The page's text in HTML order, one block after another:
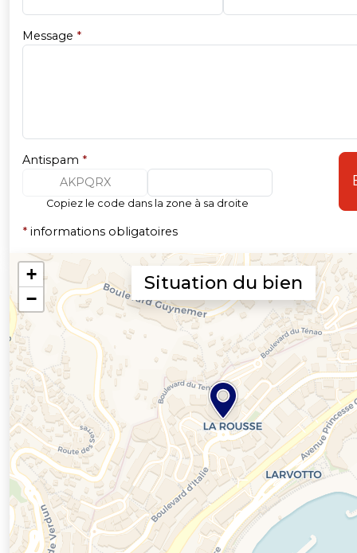
Message *
Antispam *
AKPQRX
Copiez le code dans la zone à sa droite
* informations obligatoires
Situation du bien